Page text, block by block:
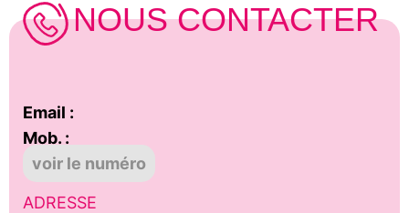
NOUS CONTACTER
Email :
Mob. :
voir le numéro
ADRESSE